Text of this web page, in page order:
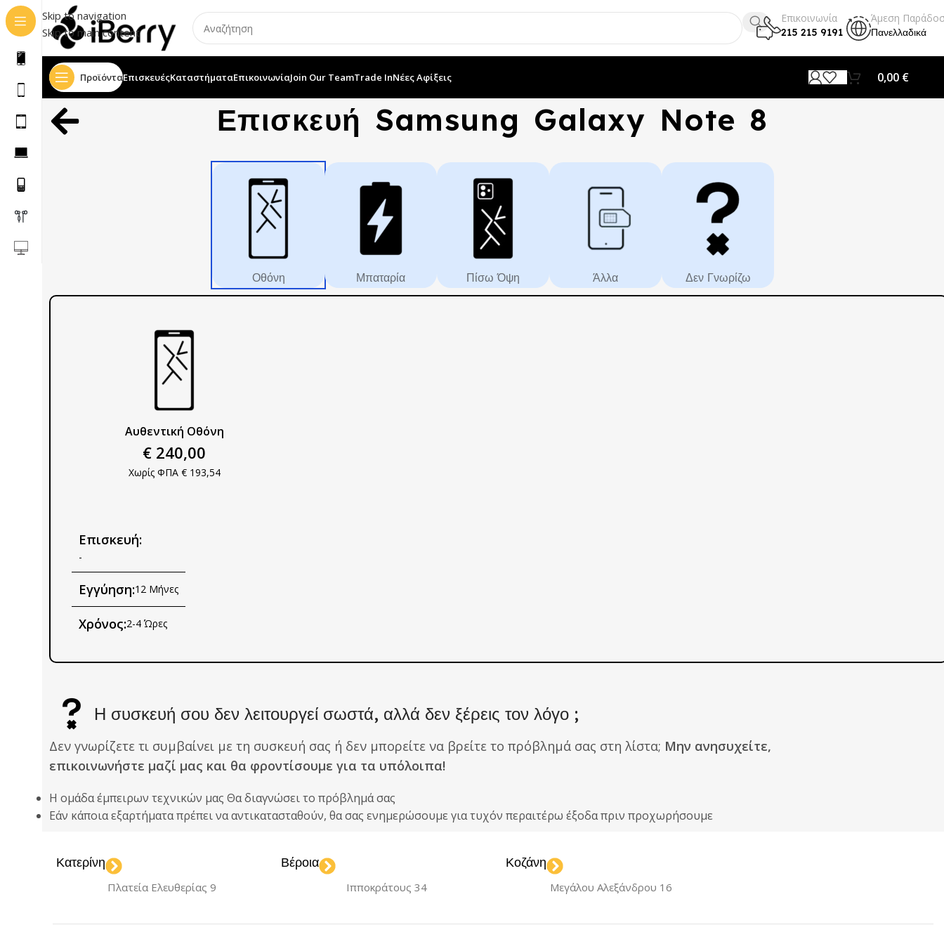
Skip to navigation
Skip to main content
Επικοινωνία
215 215 9191
Άμεση
Πανελλαδικά
ΠροϊόνταΕπισκευέςΚαταστήματαΕπικοινωνίαJoin Our TeamTrade InΝέες Αφίξεις 0,00 €
Επισκευή Samsung Galaxy Note 8
Οθόνη Μπαταρία Πίσω Όψη Άλλα Δεν Γνωρίζω
Αυθεντική Οθόνη
€ 240,00
Χωρίς ΦΠΑ € 193,54
Επισκευή:
-
Εγγύηση:12 Μήνες
Χρόνος:2-4 Ώρες
Η συσκευή σου δεν λειτουργεί σωστά, αλλά δεν ξέρεις τον λόγο ;
Δεν γνωρίζετε τι συμβαίνει με τη συσκευή σας ή δεν μπορείτε να βρείτε το πρόβλημά σας στη λίστα; Μην ανησυχείτε,
επικοινωνήστε μαζί μας και θα φροντίσουμε για τα υπόλοιπα!
Η ομάδα έμπειρων τεχνικών μας Θα διαγνώσει το πρόβλημά σας
Εάν κάποια εξαρτήματα πρέπει να αντικατασταθούν, θα σας ενημερώσουμε για τυχόν περαιτέρω έξοδα πριν προχωρήσουμε
Κατερίνη
Πλατεία Ελευθερίας 9
Βέροια
Ιπποκράτους 34
Κοζάνη
Μεγάλου Αλεξάνδρου 16